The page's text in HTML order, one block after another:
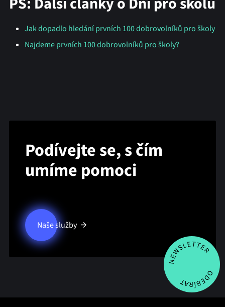
Jak dopadlo hledání prvních 100 dobrovolníků pro školy
Najdeme prvních 100 dobrovolníků pro školy?
Podívejte se, s čím
umíme pomoci
Naše služby